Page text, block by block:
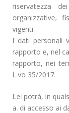
riservatezza
organizzative,
vigenti.
I dati personali
rapporto e, nel
rapporto, nei
L.vo 35/2017.
Lei potrà, in
a. di accesso ai